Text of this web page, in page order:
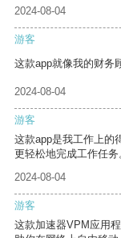
2024-08-04
游客
这款app就像我的财务
2024-08-04
游客
这款app是我工作上的
更轻松地完成工作任务
2024-08-04
游客
这款加速器VPM应用